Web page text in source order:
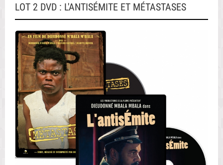
LOT 2 DVD : L'ANTISÉMITE ET MÉTASTASES